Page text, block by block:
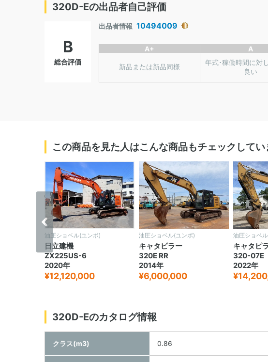
320D-Eの出品者自己評価
B
総合評価
出品者情報 10494009
A+
新品または新品同様
A
年式･稼働時間に対
良い
この商品を見た人はこんな商品もチェックしてい
油圧ショベル(ユンボ)
日立建機
ZX225US-6
2020年
¥12,120,000
油圧ショベル(ユンボ)
キャタピラー
320E RR
2014年
¥6,000,000
油圧ショベ
キャタピ
320-07E
2022年
‹
320D-Eのカタログ情報
クラス(m3) 0.86